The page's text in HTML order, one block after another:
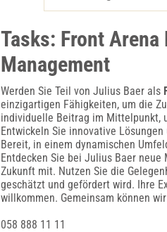
Tasks: Front
Management
Werden Sie Teil von Julius Baer als
einzigartigen Fähigkeiten, um die
individuelle Beitrag im Mittelpunkt,
Entwickeln Sie innovative
Bereit, in einem dynamischen
Entdecken Sie bei Julius Baer
Zukunft mit. Nutzen Sie die
geschätzt und gefördert wird. Ihre
willkommen. Gemeinsam können
058 888 11 11